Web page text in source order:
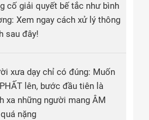
cố giải quyết bế tắc như bình
Xem ngay cách xử lý thông
sau đây!
xưa dạy chỉ có đúng: Muốn
lên, bước đầu tiên là
xa những người mang ÂM
nặng